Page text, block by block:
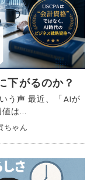
下がるのか？
う声 最近、「AIが
は...
ちゃん